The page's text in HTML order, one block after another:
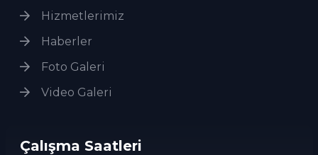
Hizmetlerimiz
Haberler
Foto Galeri
Video Galeri
Çalışma Saatleri